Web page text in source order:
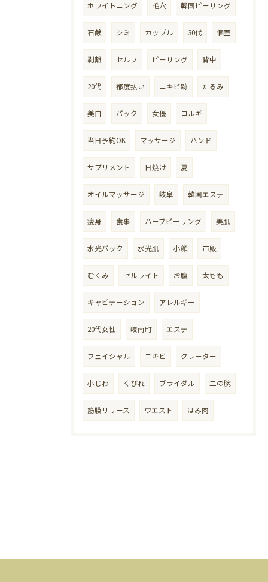
ホワイトニング 毛穴 韓国ピーリング
石鹸 シミ カップル 30代 個室
剥離 セルフ ピーリング 背中
20代 都度払い ニキビ跡 たるみ
美白 パック 女優 コルギ
当日予約OK マッサージ ハンド
サプリメント 日焼け 夏
オイルマッサージ 岐阜 韓国エステ
痩身 食事 ハーブピーリング 美肌
水光パック 水光肌 小顔 市販
むくみ セルライト お腹 太もも
キャビテーション アレルギー
20代女性 岐南町 エステ
フェイシャル ニキビ クレーター
小じわ くびれ ブライダル 二の腕
筋膜リリース ウエスト はみ肉